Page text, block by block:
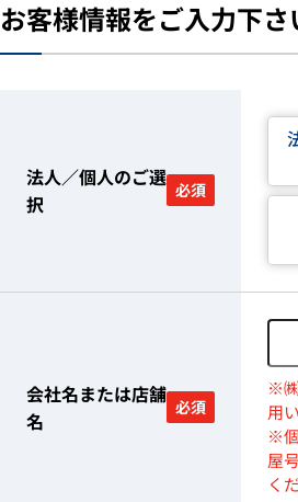
お客様情報をご入力下さ
法人／個人のご選
択
必須
会社名または店舗
名
必須
※
用
※
屋
く